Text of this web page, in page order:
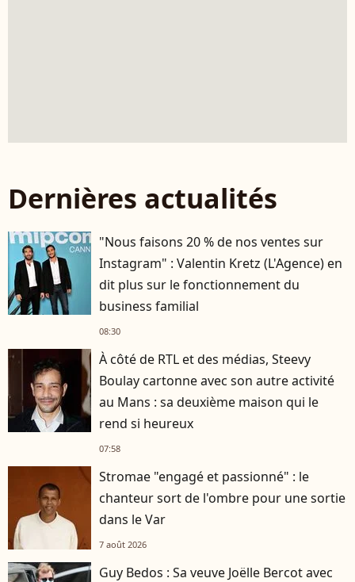
Dernières actualités
"Nous faisons 20 % de nos ventes sur
Instagram" : Valentin Kretz (L'Agence) en
dit plus sur le fonctionnement du
business familial
08:30
À côté de RTL et des médias, Steevy
Boulay cartonne avec son autre activité
au Mans : sa deuxième maison qui le
rend si heureux
07:58
Stromae "engagé et passionné" : le
chanteur sort de l'ombre pour une sortie
dans le Var
7 août 2026
Guy Bedos : Sa veuve Joëlle Bercot avec